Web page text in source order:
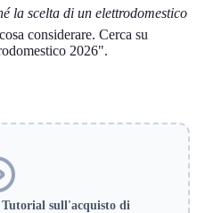
la scelta di un elettrodomestico
considerare. Cerca su
2026".
Tutorial sull'acquisto di